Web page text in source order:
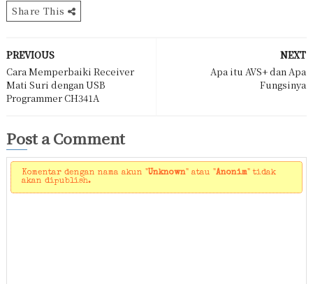
Share This
NEXT
Apa itu AVS+ dan Apa
Fungsinya
PREVIOUS
Cara Memperbaiki Receiver
Mati Suri dengan USB
Programmer CH341A
Post a Comment
Komentar dengan nama akun "Unknown" atau "Anonim" tidak
akan dipublish.